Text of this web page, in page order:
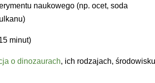
naukowego (np. ocet, soda
minut)
o dinozaurach, ich rodzajach,